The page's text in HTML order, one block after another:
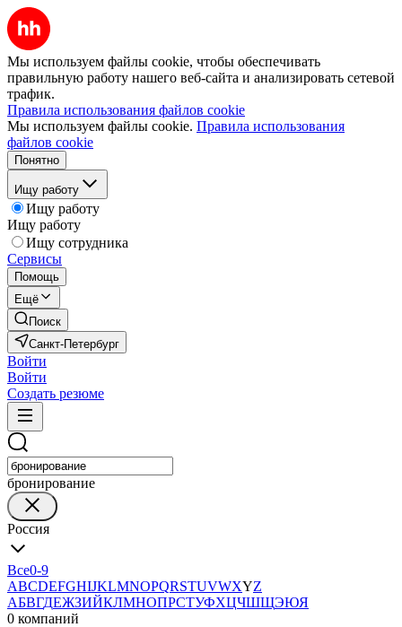
Мы используем файлы cookie, чтобы обеспечивать
правильную работу нашего веб-сайта и анализировать сетевой
трафик.
Правила использования файлов cookie
Мы используем файлы cookie. Правила использования
файлов cookie
Понятно
Ищу работу
Ищу работу
Ищу работу
Ищу сотрудника
Сервисы
Помощь
Ещё
Поиск
Санкт-Петербург
Войти
Войти
Создать резюме
бронирование
Россия
Все0-9
ABCDEFGHIJKLMNOPQRSTUVWXYZ
АБВГДЕЖЗИЙКЛМНОПРСТУФХЦЧШЩЭЮЯ
0 компаний